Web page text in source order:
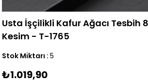
Usta İşçilikli Kafur Ağacı Tesbih
Kesim - T-1765
Stok Miktarı : 5
₺1.019,90